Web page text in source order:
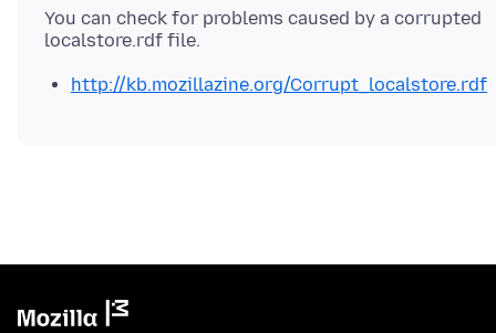
You can check for problems caused by a corrupted
http://kb.mozillazine.org/Corrupt_localstore.rdf